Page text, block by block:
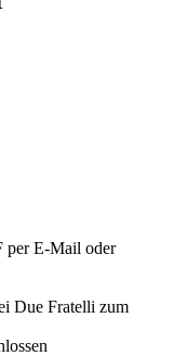
per E-Mail oder
Due Fratelli zum